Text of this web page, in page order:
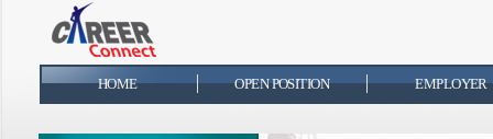
HOME OPEN POSITION EMPLOYER